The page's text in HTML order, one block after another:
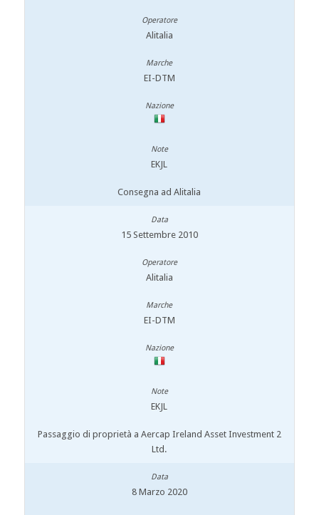
Alitalia
EI-DTM
EKJL
Consegna ad Alitalia
15 Settembre 2010
Alitalia
EI-DTM
EKJL
Passaggio di proprietà a Aercap Ireland Asset Investment 2
Ltd.
8 Marzo 2020